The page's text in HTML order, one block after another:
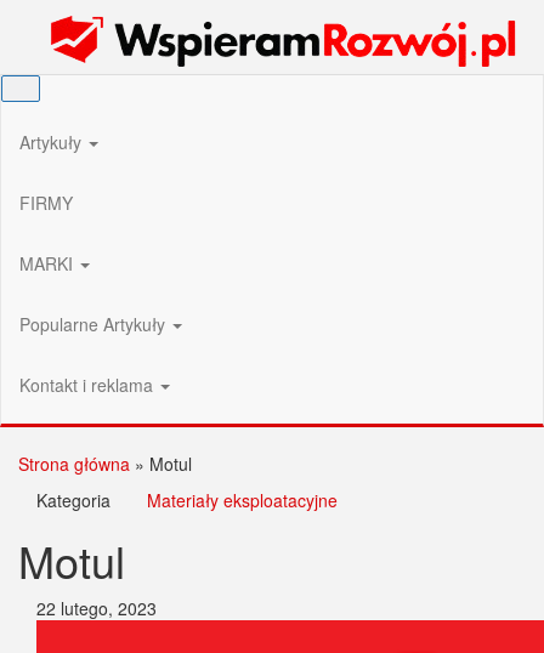
Wspieram Rozwój PL
Artykuły
FIRMY
MARKI
Popularne Artykuły
Kontakt i reklama
Strona główna » Motul
Kategoria
Materiały eksploatacyjne
Motul
22 lutego, 2023